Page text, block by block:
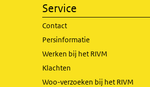
Service
Contact
Persinformatie
Werken bij het RIVM
Klachten
Woo-verzoeken bij het RIVM